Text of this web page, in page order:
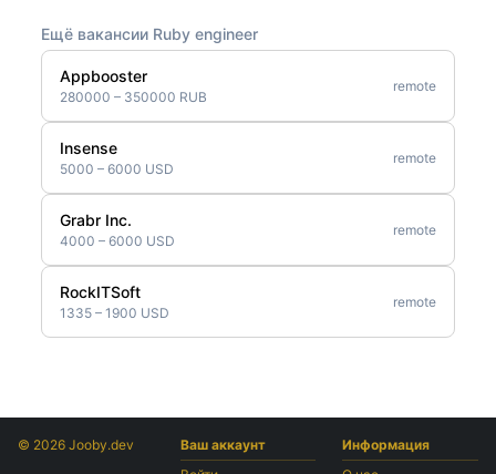
Ещё вакансии Ruby engineer
Appbooster
280000 – 350000 RUB
remote
Insense
5000 – 6000 USD
remote
Grabr Inc.
4000 – 6000 USD
remote
RockITSoft
1335 – 1900 USD
remote
© 2026 Jooby.dev
Ваш аккаунт
Информация